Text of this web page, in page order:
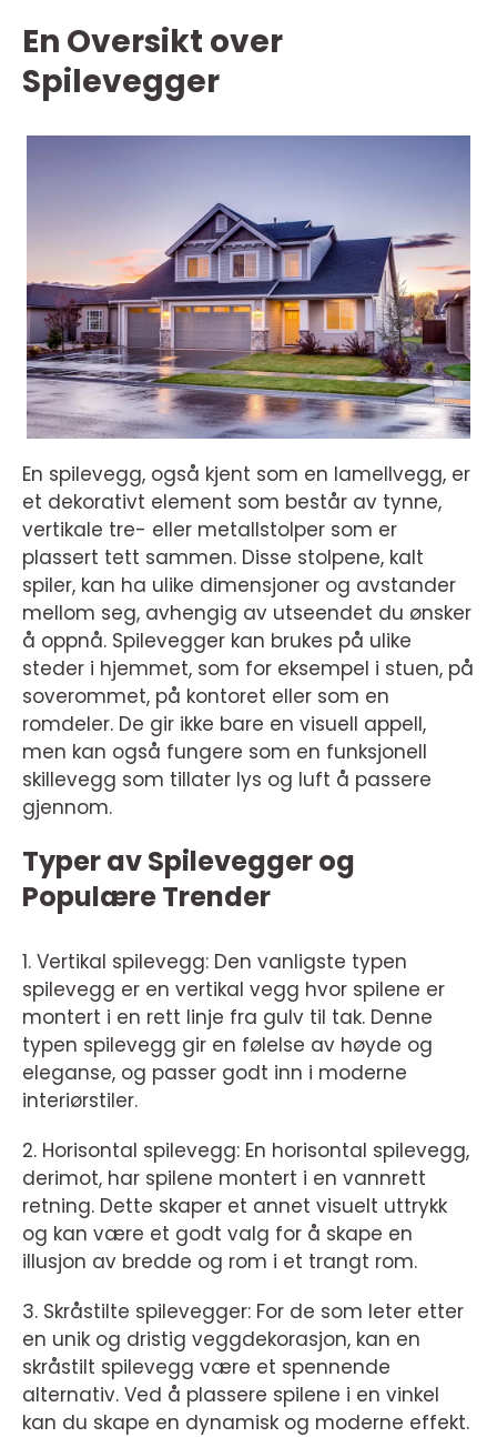
En Oversikt over
Spilevegger
En spilevegg, også kjent som en lamellvegg, er
et dekorativt element som består av tynne,
vertikale tre- eller metallstolper som er
plassert tett sammen. Disse stolpene, kalt
spiler, kan ha ulike dimensjoner og avstander
mellom seg, avhengig av utseendet du ønsker
å oppnå. Spilevegger kan brukes på ulike
steder i hjemmet, som for eksempel i stuen, på
soverommet, på kontoret eller som en
romdeler. De gir ikke bare en visuell appell,
men kan også fungere som en funksjonell
skillevegg som tillater lys og luft å passere
gjennom.
Typer av Spilevegger og
Populære Trender
1. Vertikal spilevegg: Den vanligste typen
spilevegg er en vertikal vegg hvor spilene er
montert i en rett linje fra gulv til tak. Denne
typen spilevegg gir en følelse av høyde og
eleganse, og passer godt inn i moderne
interiørstiler.
2. Horisontal spilevegg: En horisontal spilevegg,
derimot, har spilene montert i en vannrett
retning. Dette skaper et annet visuelt uttrykk
og kan være et godt valg for å skape en
illusjon av bredde og rom i et trangt rom.
3. Skråstilte spilevegger: For de som leter etter
en unik og dristig veggdekorasjon, kan en
skråstilt spilevegg være et spennende
alternativ. Ved å plassere spilene i en vinkel
kan du skape en dynamisk og moderne effekt.